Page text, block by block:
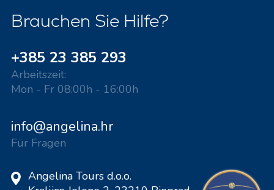
Brauchen Sie Hilfe?
+385 23 385 293
Arbeitszeit:
Mon - Fr 08:00h - 16:00h
info@angelina.hr
Für Fragen
Angelina Tours d.o.o.